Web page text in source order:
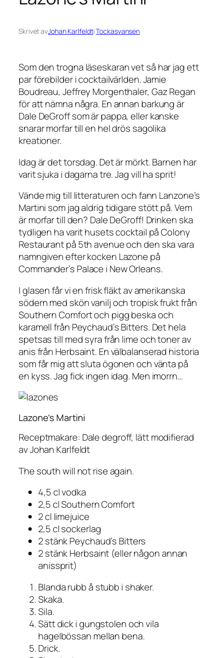
Skrivet avJohan KarlfeldtiTockasvansen
Som den trogna läseskaran vet så har jag ett
par förebilder i cocktailvärlden. Jamie
Boudreau, Jeffrey Morgenthaler, Gaz Regan
för att nämna några. En annan barkung är
Dale DeGroff som är pappa, eller kanske
snarar morfar till en hel drös sagolika
kreationer.
Idag är det torsdag. Det är mörkt. Barnen har
varit sjuka i dagarna tre. Jag vill ha sprit!
Vände mig till litteraturen och fann Lanzone’s
Martini som jag aldrig tidigare stött på. Vem
är morfar till den? Dale DeGroff! Drinken ska
tydligen ha varit husets cocktail på Colony
Restaurant på 5th avenue och den ska vara
namngiven efter kocken Lazone på
Commander’s Palace i New Orleans.
I glasen får vi en frisk fläkt av amerikanska
södern med skön vanilj och tropisk frukt från
Southern Comfort och pigg beska och
karamell från Peychaud’s Bitters. Det hela
spetsas till med syra från lime och toner av
anis från Herbsaint. En välbalanserad historia
som får mig att sluta ögonen och vänta på
en kyss. Jag fick ingen idag. Men imorrn…
Lazone’s Martini
Receptmakare: Dale degroff, lätt modifierad
av Johan Karlfeldt
The south will not rise again.
4,5 cl vodka
2,5 cl Southern Comfort
2 cl limejuice
2,5 cl sockerlag
2 stänk Peychaud’s Bitters
2 stänk Herbsaint (eller någon annan
anissprit)
Blanda rubb å stubb i shaker.
Skaka.
Sila.
Sätt dick i gungstolen och vila
hagelbössan mellan bena.
Drick.